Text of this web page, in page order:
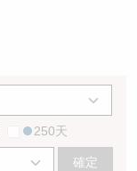
250天
確定